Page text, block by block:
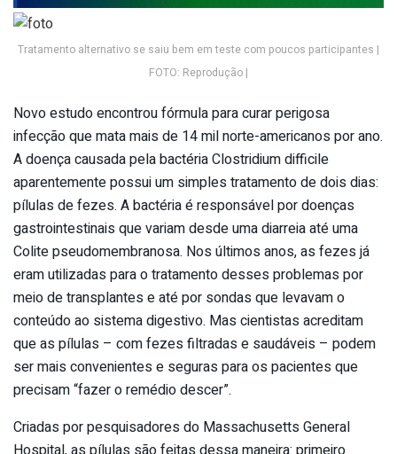
Tratamento alternativo se saiu bem em teste com poucos participantes |
FOTO: Reprodução |
Novo estudo encontrou fórmula para curar perigosa
infecção que mata mais de 14 mil norte-americanos por ano.
A doença causada pela bactéria Clostridium difficile
aparentemente possui um simples tratamento de dois dias:
pílulas de fezes. A bactéria é responsável por doenças
gastrointestinais que variam desde uma diarreia até uma
Colite pseudomembranosa. Nos últimos anos, as fezes já
eram utilizadas para o tratamento desses problemas por
meio de transplantes e até por sondas que levavam o
conteúdo ao sistema digestivo. Mas cientistas acreditam
que as pílulas – com fezes filtradas e saudáveis – podem
ser mais convenientes e seguras para os pacientes que
precisam “fazer o remédio descer”.
Criadas por pesquisadores do Massachusetts General